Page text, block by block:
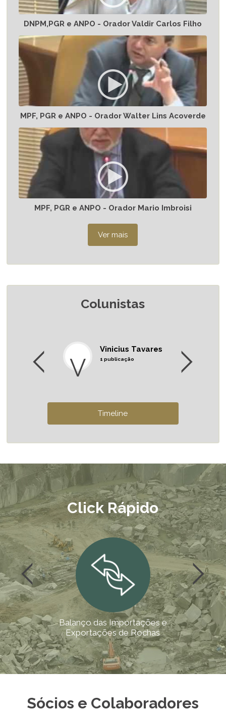
DNPM,PGR e ANPO - Orador Valdir Carlos Filho
MPF, PGR e ANPO - Orador Walter Lins Acoverde
MPF, PGR e ANPO - Orador Mario Imbroisi
Colunistas
Click Rápido
Sócios e Colaboradores